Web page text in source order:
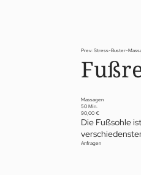
Prev: Stress-Buster-
Massagen
50 Min.
90,00 €
Die Fußsohle
Anfragen